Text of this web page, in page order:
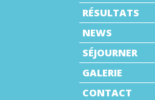
RÉSULTATS
NEWS
SÉJOURNER
GALERIE
CONTACT